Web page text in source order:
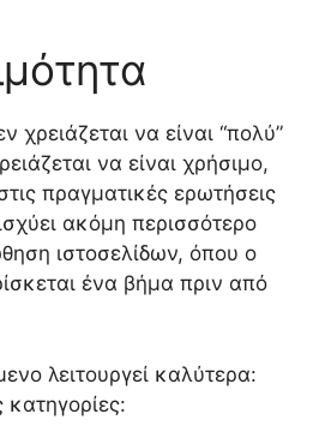
χρειάζεται να είναι “πολύ”
να είναι χρήσιμο,
πραγματικές ερωτήσεις
ακόμη περισσότερο
ιστοσελίδων, όπου ο
ένα βήμα πριν από
λειτουργεί καλύτερα: